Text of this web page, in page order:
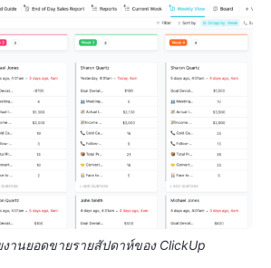
งานยอดขายรายสัปดาห์ของ ClickUp